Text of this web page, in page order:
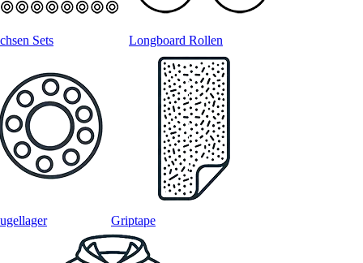
Sets Longboard Rollen
Griptape